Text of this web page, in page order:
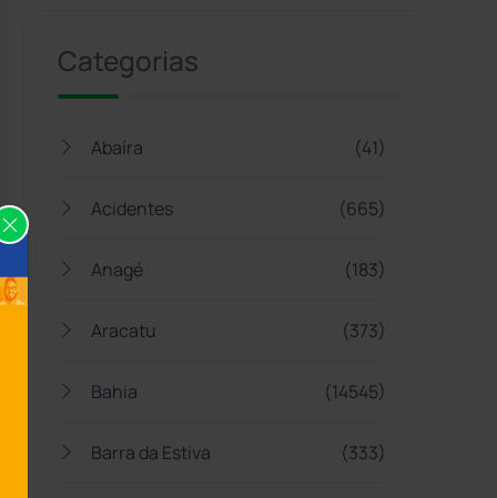
Categorias
Abaíra (41)
Acidentes (665)
Anagé (183)
Aracatu (373)
Bahia (14545)
Barra da Estiva (333)